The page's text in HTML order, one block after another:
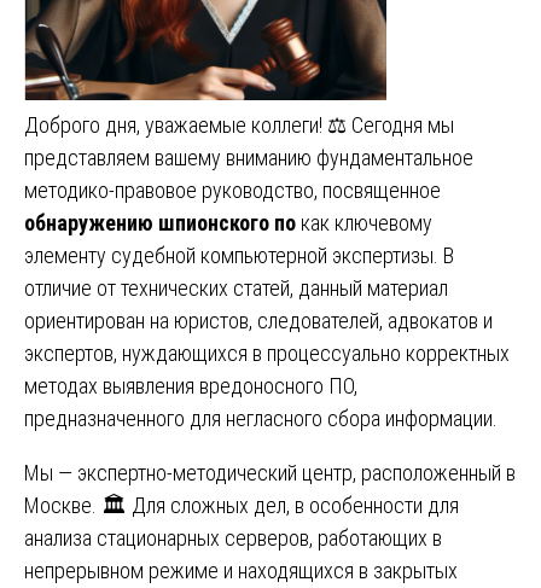
Доброго дня, уважаемые коллеги! ⚖️ Сегодня мы
представляем вашему вниманию фундаментальное
методико-правовое руководство, посвященное
обнаружению шпионского по как ключевому
элементу судебной компьютерной экспертизы. В
отличие от технических статей, данный материал
ориентирован на юристов, следователей, адвокатов и
экспертов, нуждающихся в процессуально корректных
методах выявления вредоносного ПО,
предназначенного для негласного сбора информации.
Мы — экспертно-методический центр, расположенный в
Москве. 🏛️ Для сложных дел, в особенности для
анализа стационарных серверов, работающих в
непрерывном режиме и находящихся в закрытых